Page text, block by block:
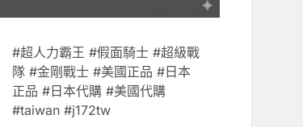
#超人力霸王 #假面騎士 #超級戰
隊 #金剛戰士 #美國正品 #日本
正品 #日本代購 #美國代購
#taiwan #j172tw